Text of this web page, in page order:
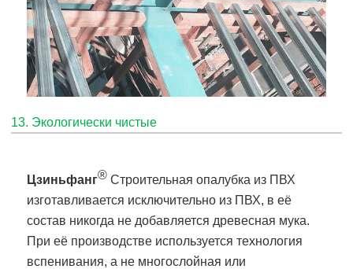
13. Экологически чистые
Цзиньфанг® Строительная опалубка из ПВХ
изготавливается исключительно из ПВХ, в её
состав никогда не добавляется древесная мука.
При её производстве используется технология
вспенивания, а не многослойная или